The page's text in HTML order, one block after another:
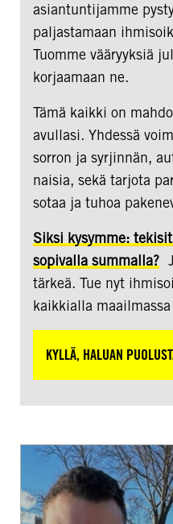
asiantuntijamme
paljastamaan
Tuomme vääryyksiä
korjaamaan ne.
Tämä kaikki on
avullasi. Yhdessä
sorron ja syrjinnän,
naisia, sekä tarjota
sotaa ja tuhoa
Siksi kysymme:
sopivalla summalla?
tärkeä. Tue nyt
kaikkialla
KYLLÄ, HALUAN
Mahmoud
Khalil
on